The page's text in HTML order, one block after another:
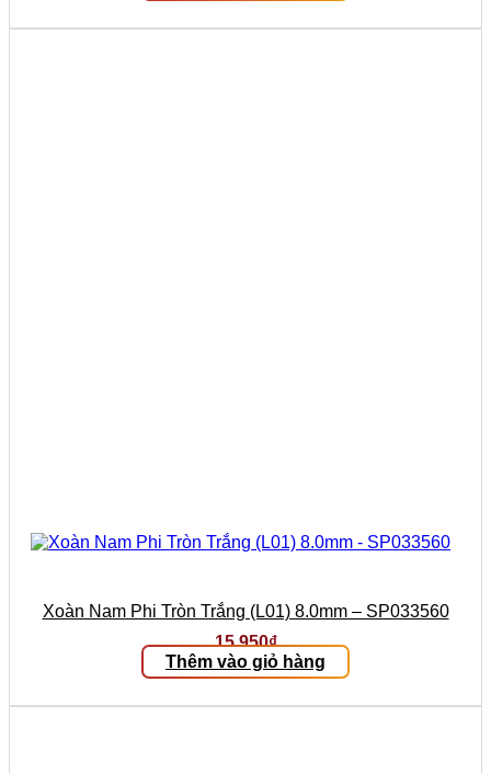
Xoàn Nam Phi Tròn Trắng (L01) 8.0mm – SP033560
15.950₫
Thêm vào giỏ hàng